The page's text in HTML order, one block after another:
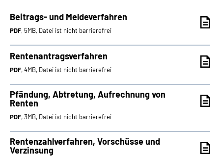
Language
Inhalte in Gebärdensprache (DGS)
Beitrags- und Meldeverfahren
PDF, 5MB, Datei ist nicht barrierefrei
Rentenantragsverfahren
PDF, 4MB, Datei ist nicht barrierefrei
Pfändung, Abtretung, Aufrechnung von
Renten
PDF, 3MB, Datei ist nicht barrierefrei
Rentenzahlverfahren, Vorschüsse und
Verzinsung